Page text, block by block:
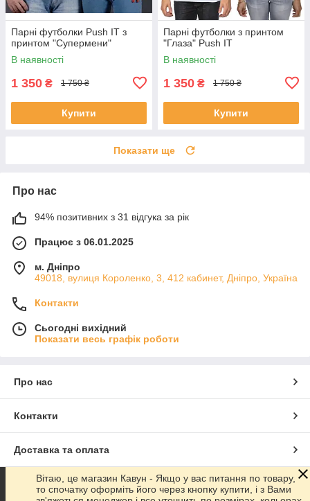
Парні футболки Push IT з
принтом "Супермени"
В наявності
1 350 ₴ 1 750 ₴
Купити
Парні футболки з принтом
"Глаза" Push IT
В наявності
1 350 ₴ 1 750 ₴
Купити
Показати ще
Про нас
94% позитивних з 31 відгука за рік
Працює з 06.01.2025
м. Дніпро
49018, вулиця Короленко, 3, 412 кабинет, Дніпро, Україна
Контакти
Сьогодні вихідний
Показати весь графік роботи
Про нас
Контакти
Доставка та оплата
Графік роботи
Вітаю, це магазин Кавун - Якщо у вас питання по товару,
то спочатку оформіть його через кнопку купити, і з Вами